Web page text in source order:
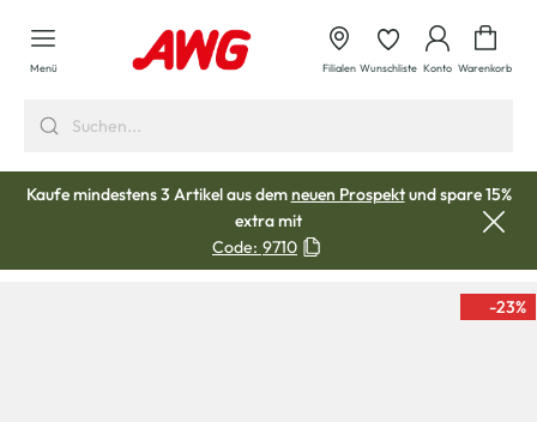
springen
Menü Filialen Wunschliste Konto Warenkorb
Kaufe mindestens 3 Artikel aus demneuen Prospektund spare 15%
extra mit
Code: 9710
-23%